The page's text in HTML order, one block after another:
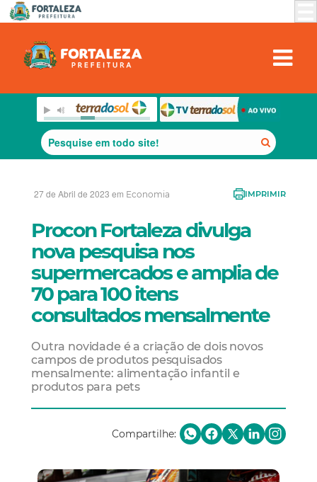
27 de Abril de 2023 em Economia IMPRIMIR
Procon Fortaleza divulga
nova pesquisa nos
supermercados e amplia de
70 para 100 itens
consultados mensalmente
Outra novidade é a criação de dois novos
campos de produtos pesquisados
mensalmente: alimentação infantil e
produtos para pets
Compartilhe: